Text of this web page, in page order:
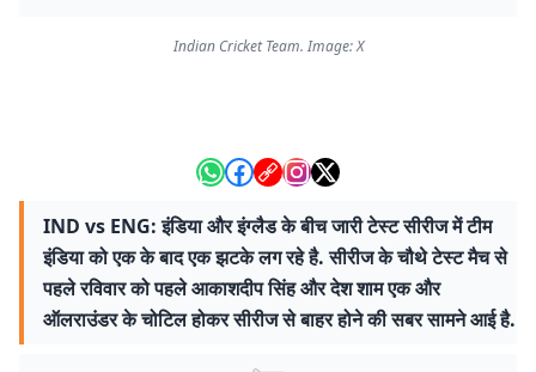
Indian Cricket Team. Image: X
IND vs ENG: इंडिया और इंग्लैड के बीच जारी टेस्ट सीरीज में टीम
इंडिया को एक के बाद एक झटके लग रहे है. सीरीज के चौथे टेस्ट मैच से
पहले रविवार को पहले आकाशदीप सिंह और देश शाम एक और
ऑलराउंडर के चोटिल होकर सीरीज से बाहर होने की सबर सामने आई है.